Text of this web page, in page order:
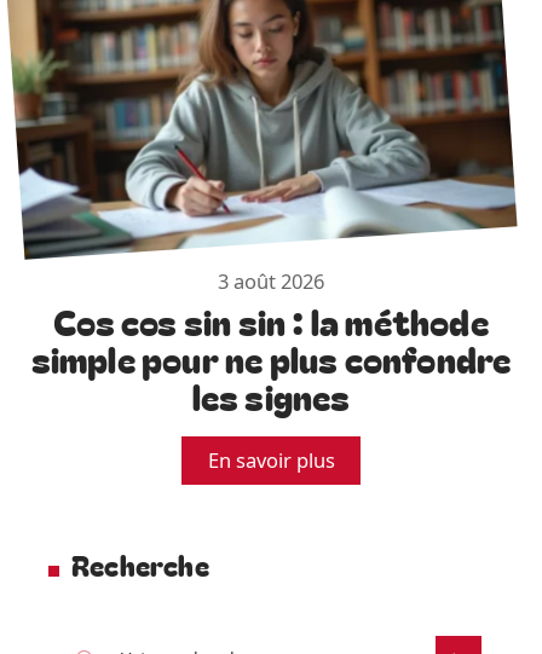
3 août 2026
Cos cos sin sin : la méthode
simple pour ne plus confondre
les signes
En savoir plus
Recherche